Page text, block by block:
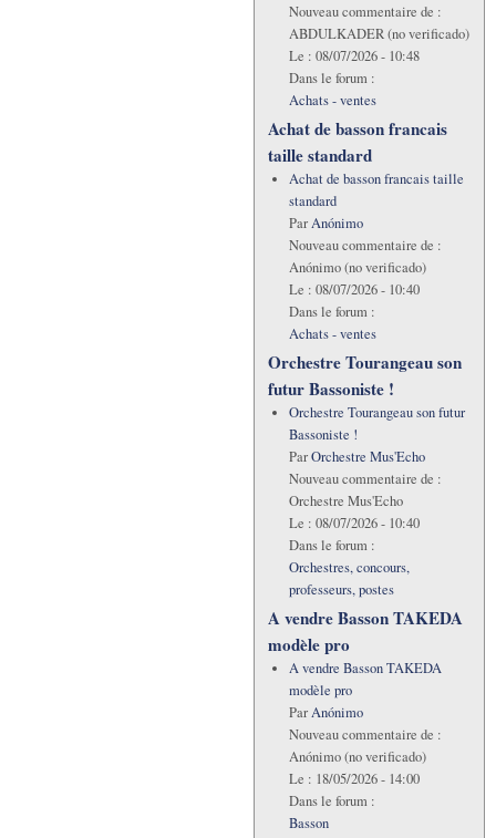
Nouveau commentaire de :
ABDULKADER (no verificado)
Le : 08/07/2026 - 10:48
Dans le forum :
Achats - ventes
Achat de basson francais
taille standard
Achat de basson francais taille
standard
ParAnónimo
Nouveau commentaire de :
Anónimo (no verificado)
Le : 08/07/2026 - 10:40
Dans le forum :
Achats - ventes
Orchestre Tourangeau son
futur Bassoniste !
Orchestre Tourangeau son futur
Bassoniste !
ParOrchestre Mus'Echo
Nouveau commentaire de :
Orchestre Mus'Echo
Le : 08/07/2026 - 10:40
Dans le forum :
Orchestres, concours,
professeurs, postes
A vendre Basson TAKEDA
modèle pro
A vendre Basson TAKEDA
modèle pro
ParAnónimo
Nouveau commentaire de :
Anónimo (no verificado)
Le : 18/05/2026 - 14:00
Dans le forum :
Basson